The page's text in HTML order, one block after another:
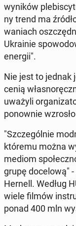
wyników
ny trend ma
wa­niach
Ukra­inie
energii".
Nie jest to jednak
cenią
uwa­ży­li
po­now­nie
"Szcze­gól­nie
któremu można
mediom
grupę do­ce­lo­wą"
Hernell. Według
wiele filmów
ponad 400 mln